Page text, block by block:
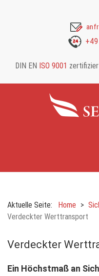
DIN EN ISO 9001
Aktuelle Seite: Home
Verdeckter Werttransport
Verdeckter
Ein Höchstmaß an